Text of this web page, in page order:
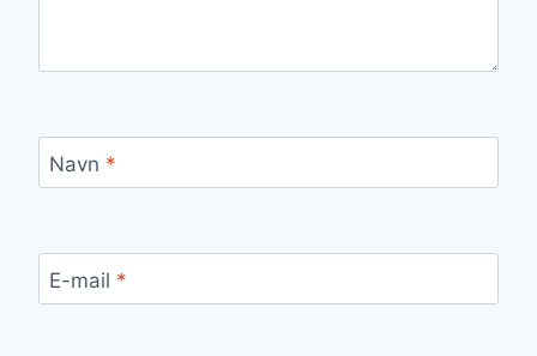
Navn *
E-mail *